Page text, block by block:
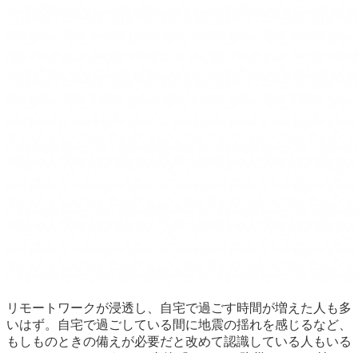
リモートワークが浸透し、自宅で過ごす時間が増えた人も多
いはず。自宅で過ごしている間に地震の揺れを感じるなど、
もしものときの備えが必要だと改めて認識している人もいる